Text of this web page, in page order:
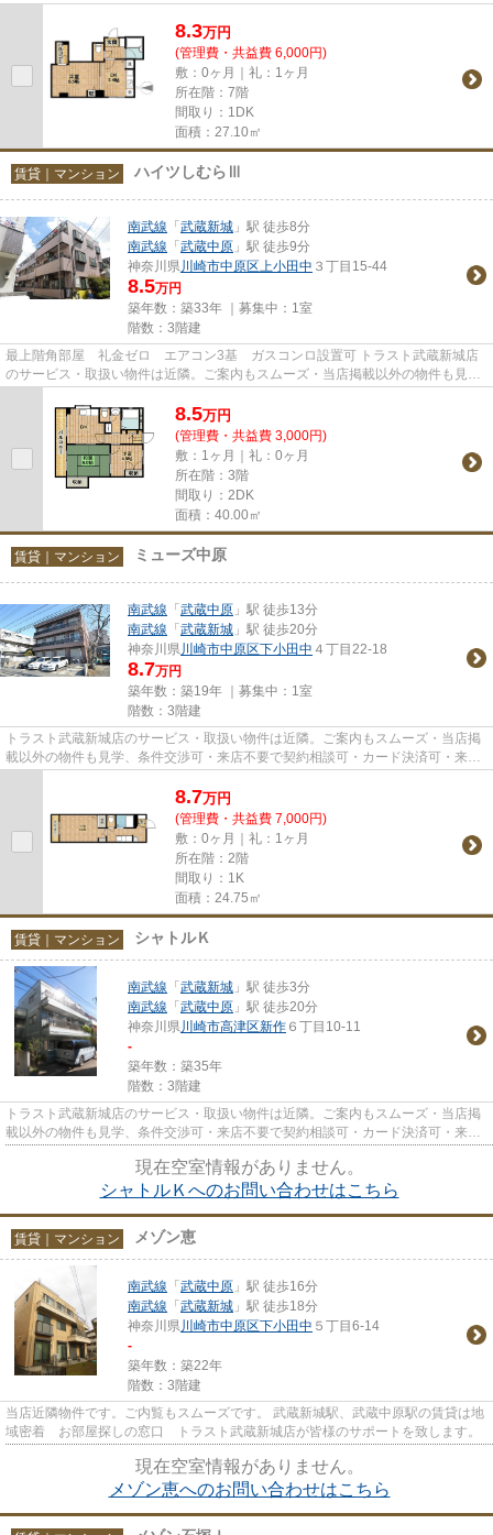
時無料駐車場有（要電話予約...
8.3万円
(管理費・共益費 6,000円)
敷：0ヶ月｜礼：1ヶ月
所在階：7階
間取り：1DK
面積：27.10㎡
賃貸｜マンション ハイツしむらⅢ
南武線 「武蔵新城 」駅 徒歩8分
南武線 「武蔵中原 」駅 徒歩9分
神奈川県川崎市中原区上小田中 ３丁目15-44
8.5万円
築年数：築33年 ｜募集中： 1室
階数：3階建
最上階角部屋 礼金ゼロ エアコン3基 ガスコンロ設置可 トラスト武蔵新城店
のサービス・取扱い物件は近隣。ご案内もスムーズ・当店掲載以外の物件も見
学、条件交渉可・来店不要で契...
8.5万円
(管理費・共益費 3,000円)
敷：1ヶ月｜礼：0ヶ月
所在階：3階
間取り：2DK
面積：40.00㎡
賃貸｜マンション ミューズ中原
南武線 「武蔵中原 」駅 徒歩13分
南武線 「武蔵新城 」駅 徒歩20分
神奈川県川崎市中原区下小田中 ４丁目22-18
8.7万円
築年数：築19年 ｜募集中： 1室
階数：3階建
トラスト武蔵新城店のサービス・取扱い物件は近隣。ご案内もスムーズ・当店掲
載以外の物件も見学、条件交渉可・来店不要で契約相談可・カード決済可・来店
時無料駐車場有（要電話予約...
8.7万円
(管理費・共益費 7,000円)
敷：0ヶ月｜礼：1ヶ月
所在階：2階
間取り：1K
面積：24.75㎡
賃貸｜マンション シャトルＫ
南武線 「武蔵新城 」駅 徒歩3分
南武線 「武蔵中原 」駅 徒歩20分
神奈川県川崎市高津区新作 ６丁目10-11
-
築年数：築35年
階数：3階建
トラスト武蔵新城店のサービス・取扱い物件は近隣。ご案内もスムーズ・当店掲
載以外の物件も見学、条件交渉可・来店不要で契約相談可・カード決済可・来店
時無料駐車場有（要電話予約...
現在空室情報がありません。
シャトルＫへのお問い合わせはこちら
賃貸｜マンション メゾン恵
南武線 「武蔵中原 」駅 徒歩16分
南武線 「武蔵新城 」駅 徒歩18分
神奈川県川崎市中原区下小田中 ５丁目6-14
-
築年数：築22年
階数：3階建
当店近隣物件です。ご内覧もスムーズです。 武蔵新城駅、武蔵中原駅の賃貸は地
域密着 お部屋探しの窓口 トラスト武蔵新城店が皆様のサポートを致します。
現在空室情報がありません。
メゾン恵へのお問い合わせはこちら